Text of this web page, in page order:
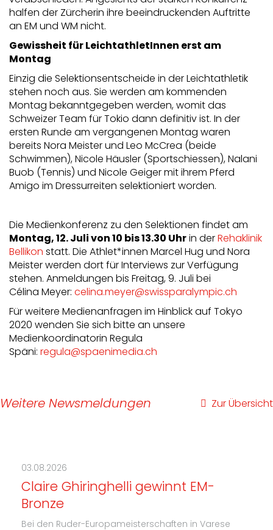
halfen der Zürcherin ihre beeindruckenden Auftritte
an EM und WM nicht.
Gewissheit für LeichtathletInnen erst am
Montag
Einzig die Selektionsentscheide in der Leichtathletik
stehen noch aus. Sie werden am kommenden
Montag bekanntgegeben werden, womit das
Schweizer Team für Tokio dann definitiv ist. In der
ersten Runde am vergangenen Montag waren
bereits Nora Meister und Leo McCrea (beide
Schwimmen), Nicole Häusler (Sportschiessen), Nalani
Buob (Tennis) und Nicole Geiger mit ihrem Pferd
Amigo im Dressurreiten selektioniert worden.
Die Medienkonferenz zu den Selektionen findet am
Montag, 12. Juli von 10 bis 13.30 Uhr in der Rehaklinik
Bellikon statt. Die Athlet*innen Marcel Hug und Nora
Meister werden dort für Interviews zur Verfügung
stehen. Anmeldungen bis Freitag, 9. Juli bei
Célina Meyer: celina.meyer@swissparalympic.ch
Für weitere Medienanfragen im Hinblick auf Tokyo
2020 wenden Sie sich bitte an unsere
Medienkoordinatorin Regula
Späni: regula@spaenimedia.ch
Zur Übersicht
Weitere Newsmeldungen
03.08.2026
Claire Ghiringhelli gewinnt EM-
Bronze
Bei den Ruder-Europameisterschaften in Varese